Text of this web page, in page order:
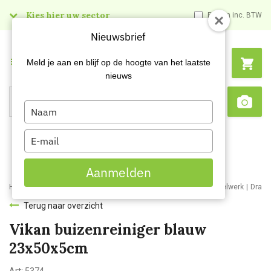
Kies hier uw sector Prijzen inc. BTW
Search
Menu
Home Webshop Schoonmaakartikelen Bezemwerk en borstelwerk
Terug naar overzicht
Vikan buizenreiniger blauw
23x50x5cm
Nieuwsbrief
Meld je aan en blijf op de hoogte van het laatste
nieuws
Type
your
name
Type
your
email
Aanmelden